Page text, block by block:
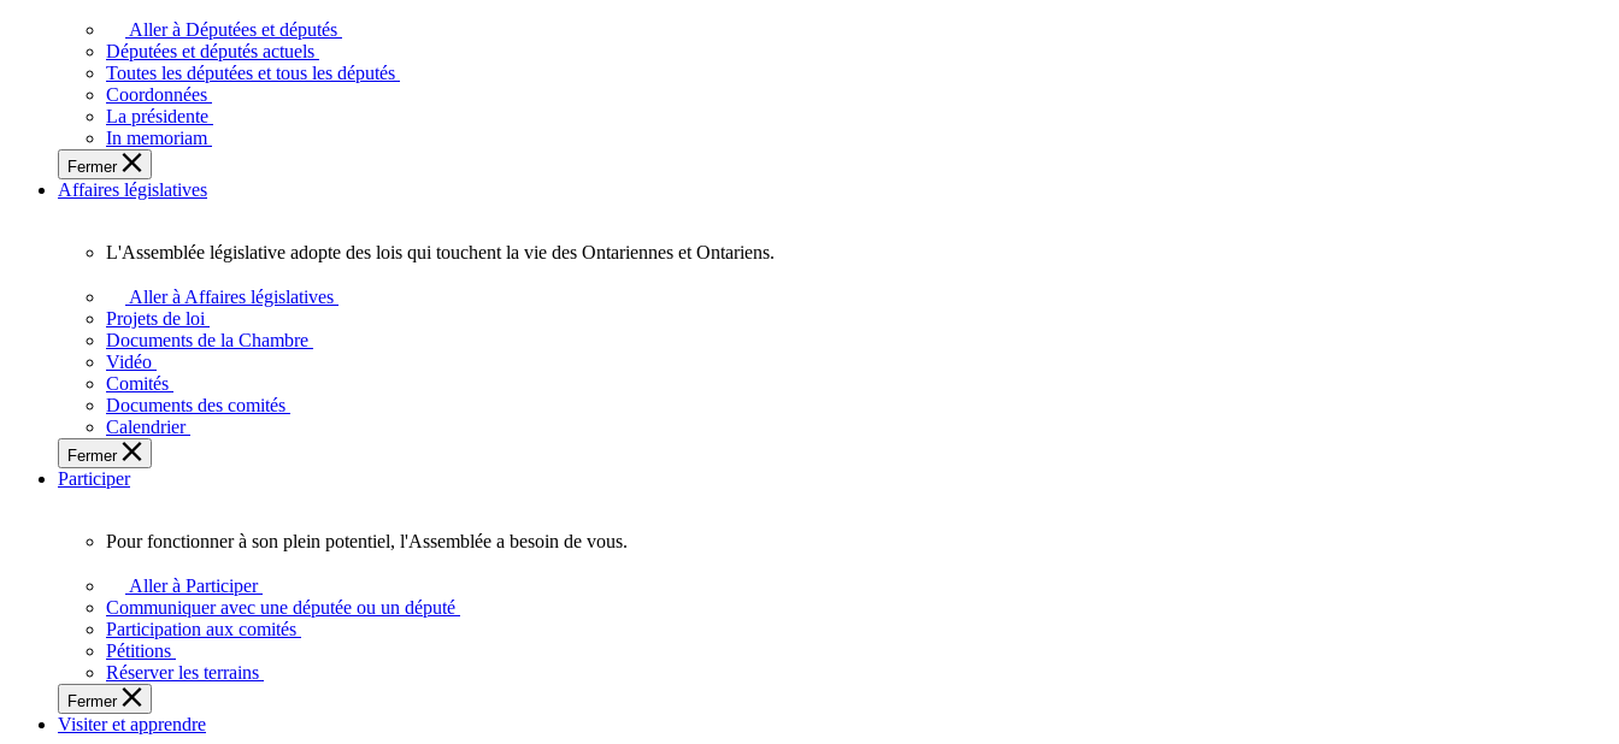
députées
députés
vous
représentent
sein
de
l'Assemblée
l'Ontario.
Aller à Députées et députés
Députées et députés actuels
Toutes les députées et tous les députés
Coordonnées
La présidente
In memoriam
Fermer
Affaires législatives
législative
adopte
touchent
vie
des
Ontariennes
Ontariens.
L'Assemblée législative adopte des lois qui touchent la vie des Ontariennes et Ontariens.
Aller à Affaires législatives
Projets de loi
Documents de la Chambre
Vidéo
Comités
Documents des comités
Calendrier
Fermer
Participer
fonctionner
plein
potentiel,
l'Assemblée
a
besoin
Pour fonctionner à son plein potentiel, l'Assemblée a besoin de vous.
Aller à Participer
Communiquer avec une députée ou un député
Participation aux comités
Pétitions
Réserver les terrains
Fermer
Visiter et apprendre